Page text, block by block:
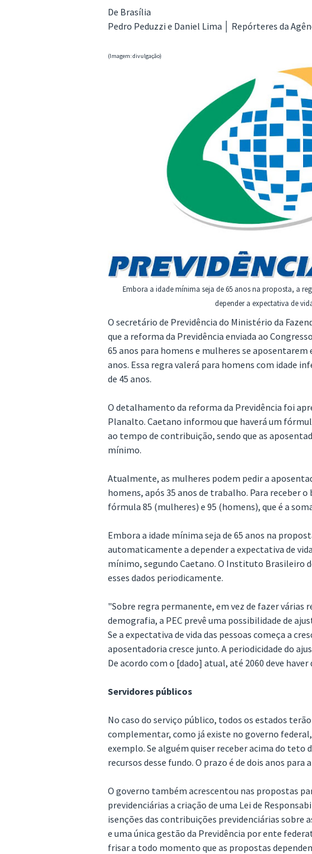
De Brasília
Pedro Peduzzi e Daniel Lima │ Repórteres da
(Imagem: divulgação)
Embora a idade mínima seja de 65 anos na proposta, a
depender a expectativa de
O secretário de Previdência do Ministério da
que a reforma da Previdência enviada ao
65 anos para homens e mulheres se
anos. Essa regra valerá para homens com idade
de 45 anos.
O detalhamento da reforma da Previdência foi
Planalto. Caetano informou que haverá um
ao tempo de contribuição, sendo que as
mínimo.
Atualmente, as mulheres podem pedir a
homens, após 35 anos de trabalho. Para receber
fórmula 85 (mulheres) e 95 (homens), que é a
Embora a idade mínima seja de 65 anos na
automaticamente a depender a expectativa de
mínimo, segundo Caetano. O Instituto Brasileiro
esses dados periodicamente.
"Sobre regra permanente, em vez de fazer várias
demografia, a PEC prevê uma possibilidade de
Se a expectativa de vida das pessoas começa a
aposentadoria cresce junto. A periodicidade do
De acordo com o [dado] atual, até 2060 deve
Servidores públicos
No caso do serviço público, todos os estados
complementar, como já existe no governo
exemplo. Se alguém quiser receber acima do teto
recursos desse fundo. O prazo é de dois anos para
O governo também acrescentou nas propostas
previdenciárias a criação de uma Lei de
isenções das contribuições previdenciárias sobre
e uma única gestão da Previdência por ente
frisar a todo momento que as propostas